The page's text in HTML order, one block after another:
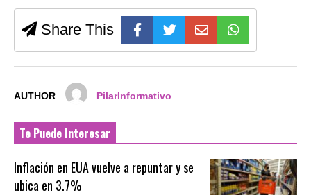
Share This
AUTHOR PilarInformativo
Te Puede Interesar
Inflación en EUA vuelve a repuntar y se
ubica en 3.7%